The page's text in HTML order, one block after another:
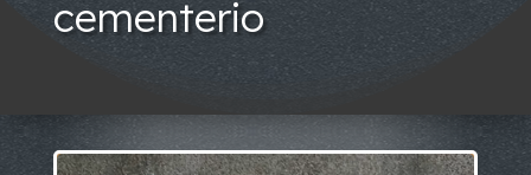
cementerio